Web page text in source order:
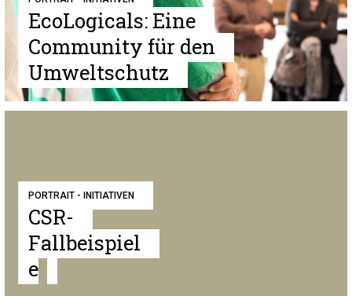
EcoLogicals: Eine
Community für den
Umweltschutz
PORTRAIT - INITIATIVEN
CSR-
Fallbeispiel
e